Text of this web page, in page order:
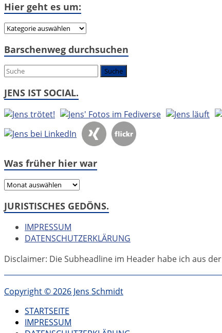
Hier geht es um:
Hier
es
Barschenweg durchsuchen
JENS IST SOCIAL.
Was früher hier war
Was
hier
JURISTISCHES GEDÖNS.
IMPRESSUM
DATENSCHUTZERKLÄRUNG
Disclaimer: Die Subheadline im Header habe ich aus der
Copyright © 2026 Jens Schmidt
STARTSEITE
IMPRESSUM